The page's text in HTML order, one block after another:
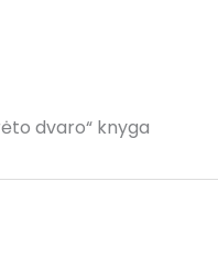
dvaro“ knyga